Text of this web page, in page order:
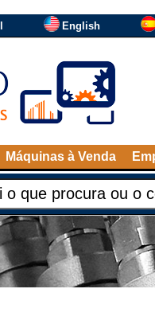
English
Máquinas à Venda